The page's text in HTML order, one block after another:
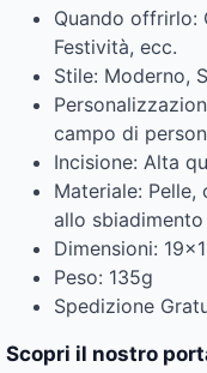
Quando offrirlo:
Festività, ecc.
Stile: Moderno,
campo di
Incisione: Alta
Materiale:
allo sbiadimento
Dimensioni:
Peso: 135g
Spedizione
Scopri il nostro